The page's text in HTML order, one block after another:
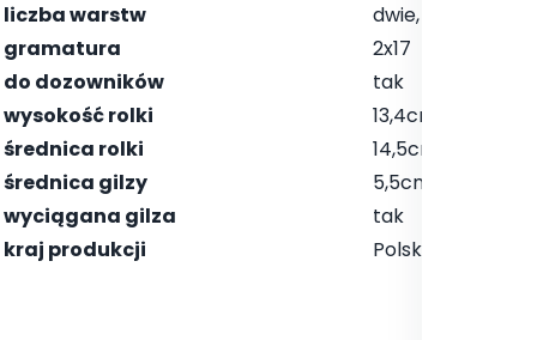
liczba warstw
dwie, klejone
gramatura
2x17
do dozowników
tak
wysokość rolki
13,4cm
średnica rolki
14,5cm
średnica gilzy
5,5cm
wyciągana gilza
tak
kraj produkcji
Polska